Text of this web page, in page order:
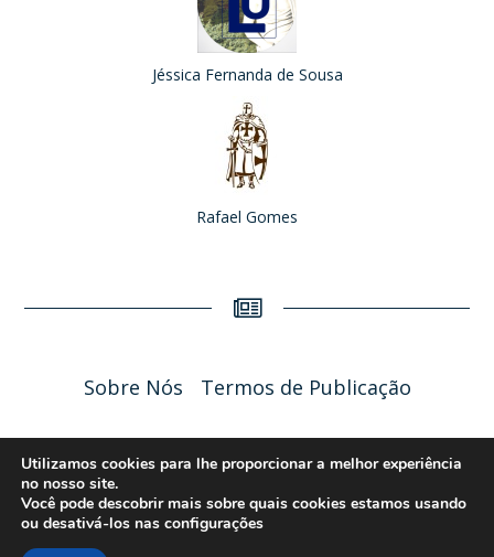
Jéssica Fernanda de Sousa
Rafael Gomes
Sobre Nós Termos de Publicação
Liceu Online 2026 - Política de Privacidade
Utilizamos cookies para lhe proporcionar a melhor experiência
no nosso site.
Você pode descobrir mais sobre quais cookies estamos usando
ou desativá-los nas configurações